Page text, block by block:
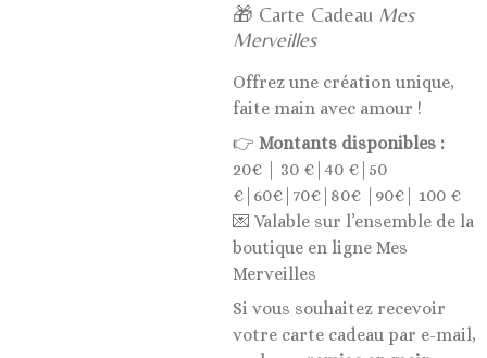
🎁 Carte Cadeau Mes
Merveilles
Offrez une création unique,
faite main avec amour !
👉 Montants disponibles :
20€ | 30 €|40 €|50
€|60€|70€|80€ |90€| 100 €
💌 Valable sur l’ensemble de la
boutique en ligne Mes
Merveilles
Si vous souhaitez recevoir
votre carte cadeau par e-mail,